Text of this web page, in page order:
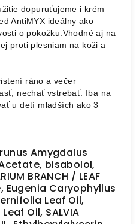
dopuruťujeme i krém
AntiMYX ideálny ako
o pokožku.Vhodné aj na
proti plesniam na koži a
ráno a večer
nechať vstrebať. Iba na
u detí mladších ako 3
Amygdalus
bisabolol,
BRANCH / LEAF
Eugenia Caryophyllus
Leaf Oil,
Oil, SALVIA